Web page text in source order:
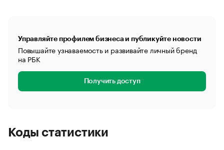
Управляйте профилем бизнеса и публикуйте новости
Повышайте узнаваемость и развивайте личный бренд
на РБК
Получить доступ
Коды статистики